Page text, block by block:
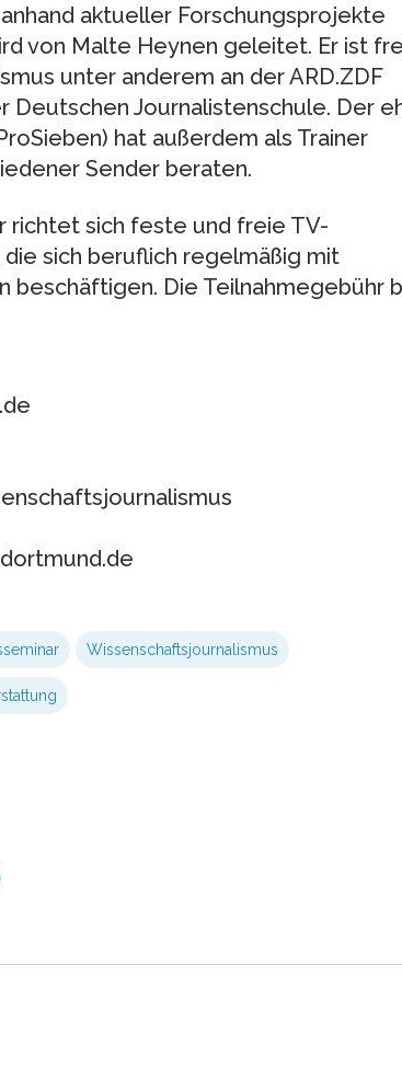
aktueller Forschungsprojekte
von Malte Heynen geleitet. Er ist
unter anderem an der ARD.ZDF
Deutschen Journalistenschule. Der
hat außerdem als Trainer
Sender beraten.
richtet sich feste und freie TV-
sich beruflich regelmäßig mit
beschäftigen. Die Teilnahmegebühr
Wissenschaftsjournalismus